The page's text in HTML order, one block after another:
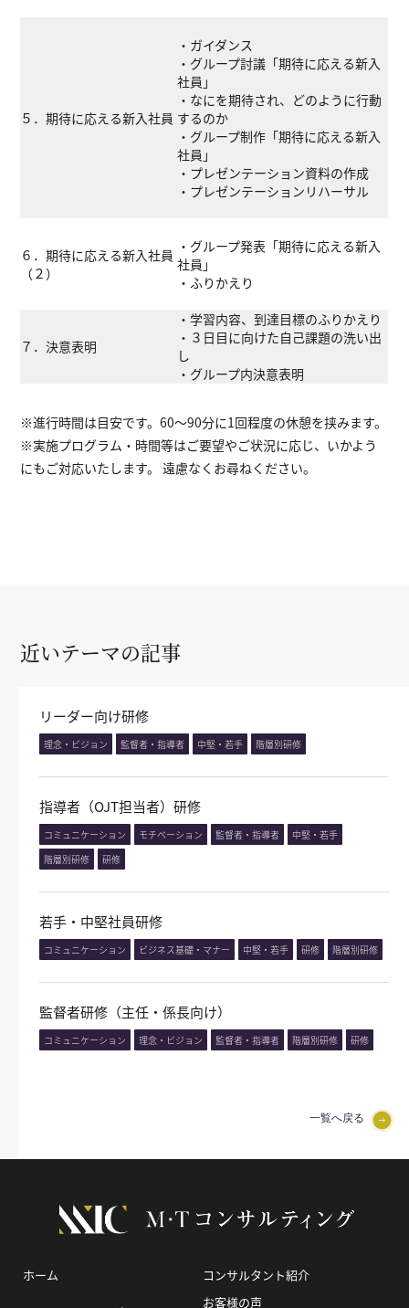
５．期待に応える新入社員
・ガイダンス
・グループ討議「期待に応える新入
社員」
・なにを期待され、どのように行動
するのか
・グループ制作「期待に応える新入
社員」
・プレゼンテーション資料の作成
・プレゼンテーションリハーサル
６．期待に応える新入社員
（２）
・グループ発表「期待に応える新入
社員」
・ふりかえり
７．決意表明
・学習内容、到達目標のふりかえり
・３日目に向けた自己課題の洗い出
し
・グループ内決意表明
※進行時間は目安です。60～90分に1回程度の休憩を挟みます。
※実施プログラム・時間等はご要望やご状況に応じ、いかよう
にもご対応いたします。 遠慮なくお尋ねください。
近いテーマの記事
リーダー向け研修
理念・ビジョン 監督者・指導者 中堅・若手 階層別研修
指導者（OJT担当者）研修
コミュニケーション モチベーション 監督者・指導者
中堅・若手
階層別研修
研修
若手・中堅社員研修
コミュニケーション ビジネス基礎・マナー 中堅・若手 研修 階層別研修
監督者研修（主任・係長向け）
コミュニケーション 理念・ビジョン 監督者・指導者 階層別研修 研修
一覧へ戻る
ホーム
コンサルタント紹介
お客様の声